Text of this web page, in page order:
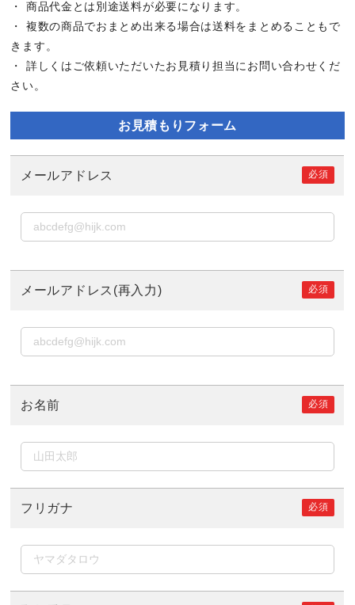
・ 商品代金とは別途送料が必要になります。
・ 複数の商品でおまとめ出来る場合は送料をまとめることもで
きます。
・ 詳しくはご依頼いただいたお見積り担当にお問い合わせくだ
さい。
お見積もりフォーム
メールアドレス 必須
メールアドレス(再入力) 必須
お名前 必須
フリガナ 必須